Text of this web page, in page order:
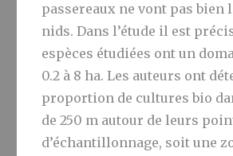
passereaux ne vont pas bien
nids. Dans l’étude il est
espèces étudiées ont un
0.2 à 8 ha. Les auteurs ont
proportion de cultures bio
de 250 m autour de leurs
d’échantillonnage, soit une